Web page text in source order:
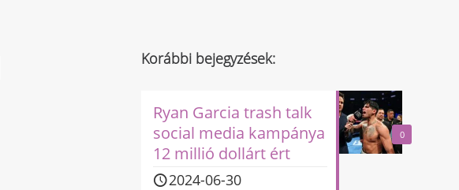
Korábbi bejegyzések:
0
Ryan Garcia trash talk
social media kampánya
12 millió dollárt ért
2024-06-30